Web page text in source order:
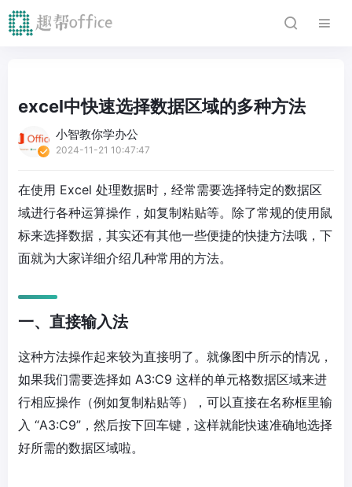
excel中快速选择数据区域的多种方法
小智教你学办公
2024-11-21 10:47:47
在使用 Excel 处理数据时，经常需要选择特定的数据区
域进行各种运算操作，如复制粘贴等。除了常规的使用鼠
标来选择数据，其实还有其他一些便捷的快捷方法哦，下
面就为大家详细介绍几种常用的方法。
一、直接输入法
这种方法操作起来较为直接明了。就像图中所示的情况，
如果我们需要选择如 A3:C9 这样的单元格数据区域来进
行相应操作（例如复制粘贴等），可以直接在名称框里输
入 “A3:C9”，然后按下回车键，这样就能快速准确地选择
好所需的数据区域啦。